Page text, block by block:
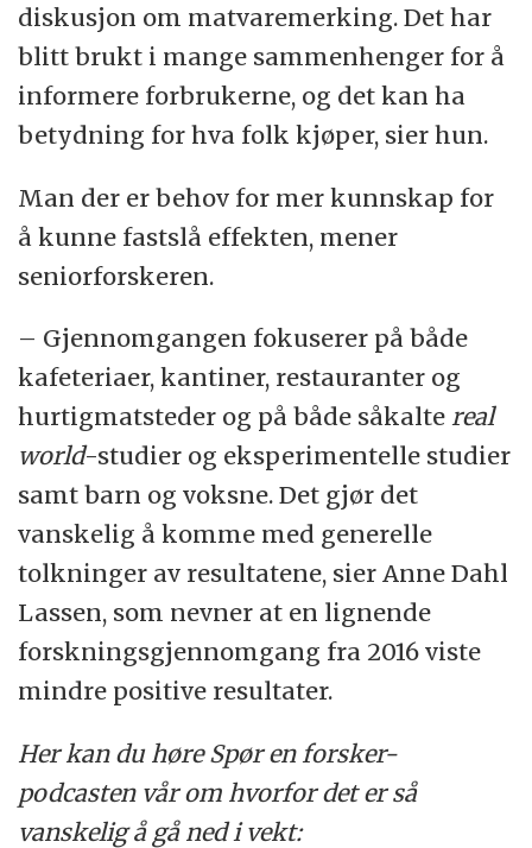
diskusjon om matvaremerking. Det har
blitt brukt i mange sammenhenger for å
informere forbrukerne, og det kan ha
betydning for hva folk kjøper, sier hun.
Man der er behov for mer kunnskap for
å kunne fastslå effekten, mener
seniorforskeren.
– Gjennomgangen fokuserer på både
kafeteriaer, kantiner, restauranter og
hurtigmatsteder og på både såkaltereal
world-studier og eksperimentelle studier
samt barn og voksne. Det gjør det
vanskelig å komme med generelle
tolkninger av resultatene, sier Anne Dahl
Lassen, som nevner at en lignende
forskningsgjennomgang fra 2016 viste
mindre positive resultater.
Her kan du høre Spør en forsker-
podcasten vår om hvorfor det er så
vanskelig å gå ned i vekt: